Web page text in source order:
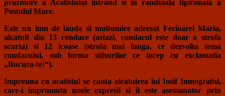
praznuire a Acatistului intrand si in randuiala tipiconala a
Postului Mare.
Este un imn de lauda si multumire adresat Fecioarei Maria,
alcatuit din 13 condace (astazi, condacul este doar o strofa
scurta) si 12 icoase (strofa mai lunga, ce dezvolta tema
condacului, sub forma stihurilor ce incep cu exclamatia
„Bucura-te!“).
Impreuna cu acatistul se canta alcatuirea lui Iosif Imnograful,
care-i imprumuta unele expresii si ii este asemanator prin